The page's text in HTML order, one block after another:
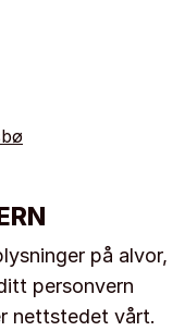
på alvor,
personvern
nettstedet vårt.